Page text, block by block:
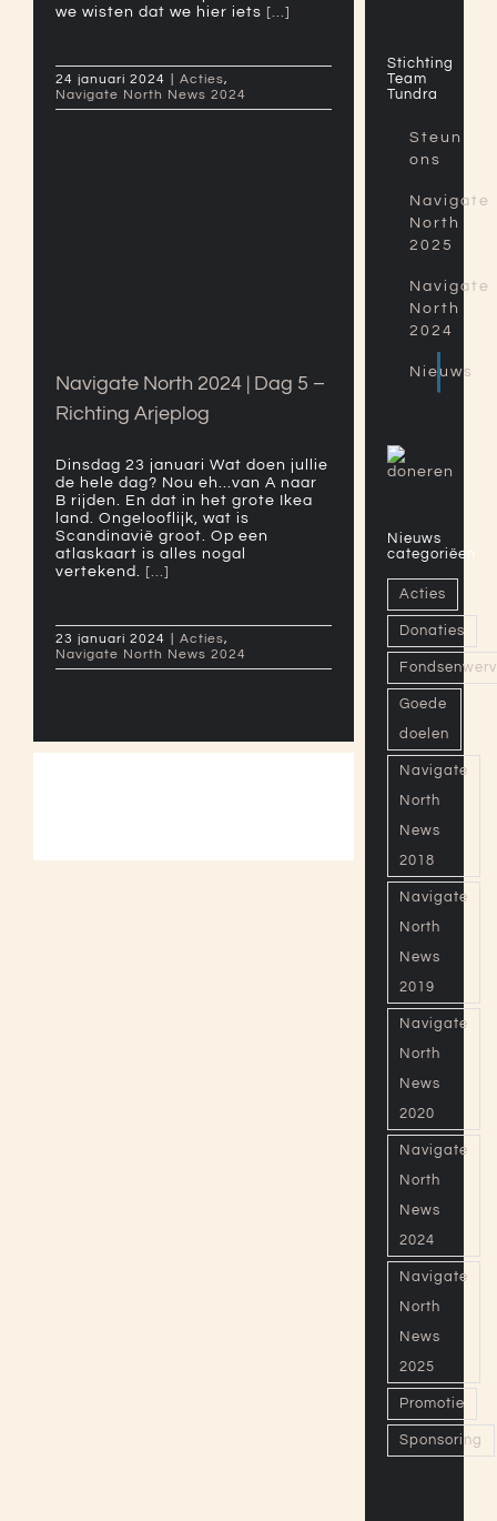
we wisten dat we hier iets [...]
24 januari 2024 Acties,
Navigate North News 2024
Navigate North 2024 | Dag 5 –
Richting Arjeplog
Dinsdag 23 januari Wat doen jullie
de hele dag? Nou eh...van A naar
B rijden. En dat in het grote Ikea
land. Ongelooflijk, wat is
Scandinavië groot. Op een
atlaskaart is alles nogal
vertekend. [...]
23 januari 2024 Acties,
Navigate North News 2024
Stichting
Team
Tundra
Steun
ons
Navigate
North
2025
Navigate
North
2024
Nieuws
Nieuws
categoriëen
Acties
Donaties
Goede
doelen
Navigate
North
News
2018
Navigate
North
News
2019
Navigate
North
News
2020
Navigate
North
News
2024
Navigate
North
News
2025
Promotie
Sponsoring